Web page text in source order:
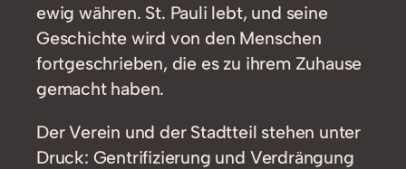
ewig währen. St. Pauli lebt, und seine
Geschichte wird von den Menschen
fortgeschrieben, die es zu ihrem Zuhause
gemacht haben.
Der Verein und der Stadtteil stehen unter
Druck: Gentrifizierung und Verdrängung